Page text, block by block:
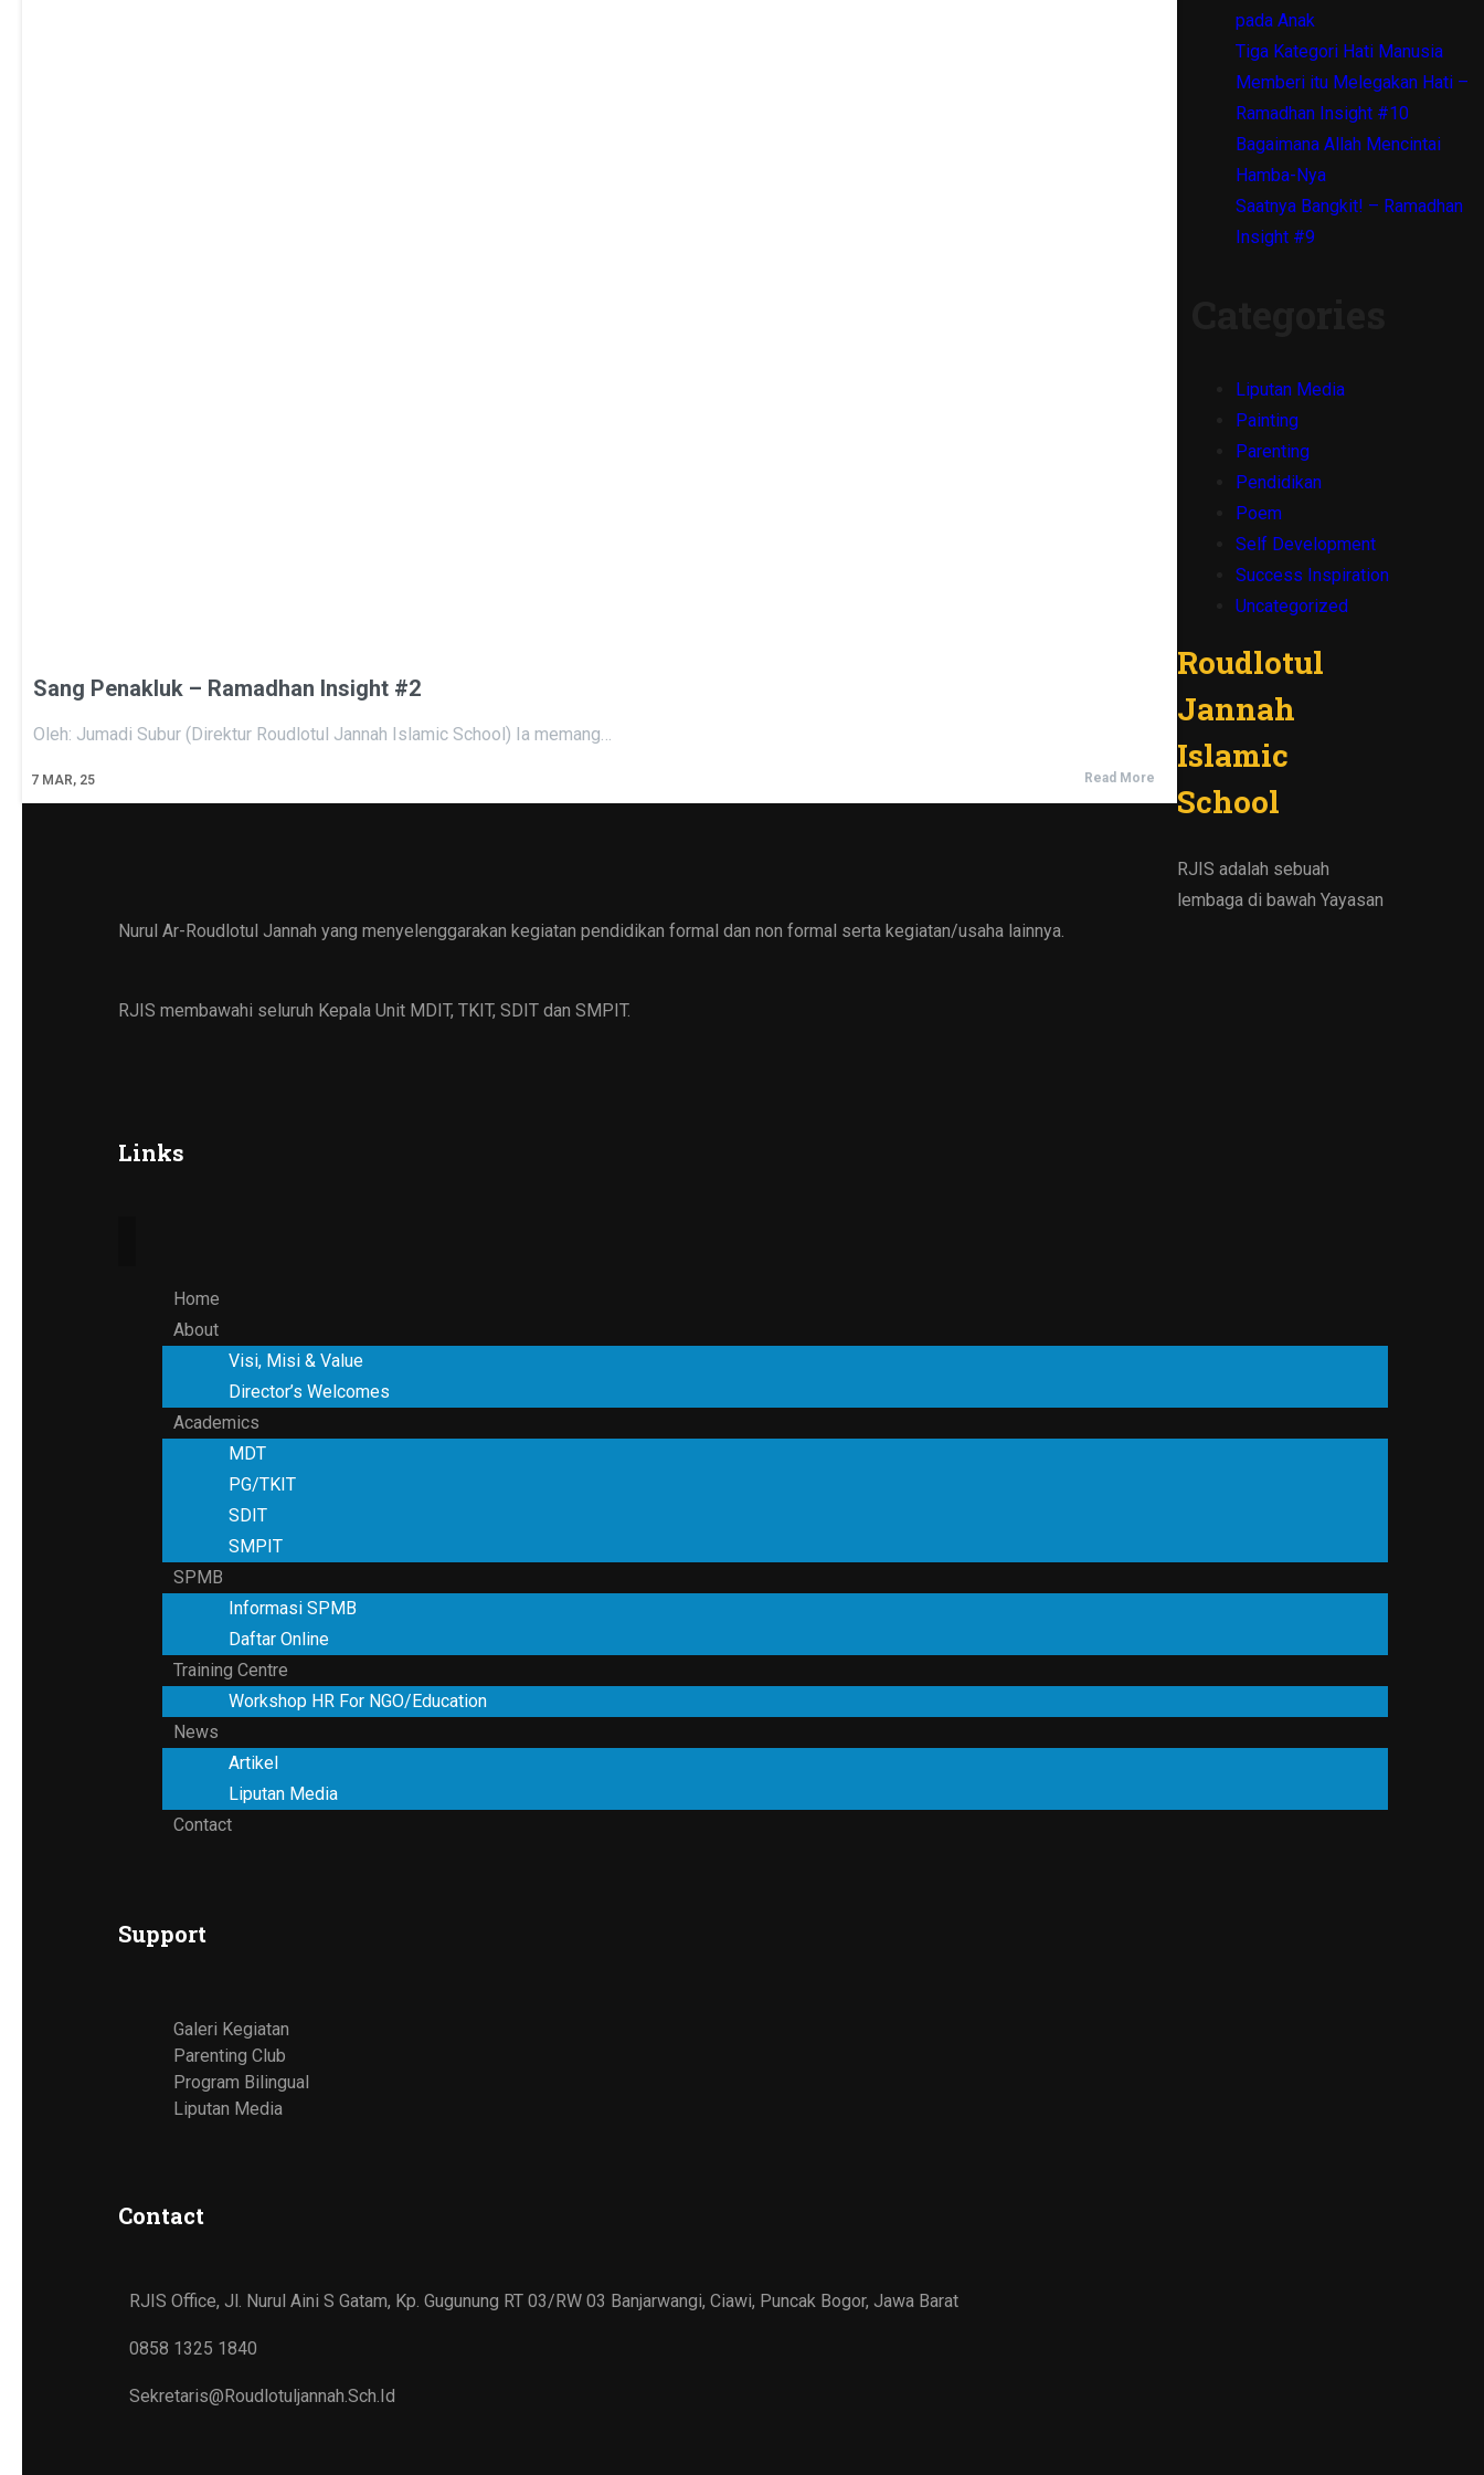
Sang Penakluk – Ramadhan Insight #2
7 MAR, 25
Oleh: Jumadi Subur (Direktur Roudlotul Jannah Islamic School) Ia memang…
Read More
pada Anak
Tiga Kategori Hati Manusia
Memberi itu Melegakan Hati –
Ramadhan Insight #10
Bagaimana Allah Mencintai
Hamba-Nya
Saatnya Bangkit! – Ramadhan
Insight #9
Liputan Media
Painting
Parenting
Pendidikan
Poem
Self Development
Success Inspiration
Uncategorized
Roudlotul
Jannah
Islamic
School
RJIS adalah sebuah
lembaga di bawah Yayasan
Nurul Ar-Roudlotul Jannah yang menyelenggarakan kegiatan pendidikan formal dan non formal serta kegiatan/usaha lainnya.
RJIS membawahi seluruh Kepala Unit MDIT, TKIT, SDIT dan SMPIT.
Links
Home
About
Visi, Misi & Value
Director’s Welcomes
Academics
MDT
PG/TKIT
SDIT
SMPIT
SPMB
Informasi SPMB
Daftar Online
Training Centre
Workshop HR For NGO/Education
News
Artikel
Liputan Media
Contact
Support
Galeri Kegiatan
Parenting Club
Program Bilingual
Liputan Media
Contact
RJIS Office, Jl. Nurul Aini S Gatam, Kp. Gugunung RT 03/RW 03 Banjarwangi, Ciawi, Puncak Bogor, Jawa Barat
0858 1325 1840
Sekretaris@roudlotuljannah.sch.id